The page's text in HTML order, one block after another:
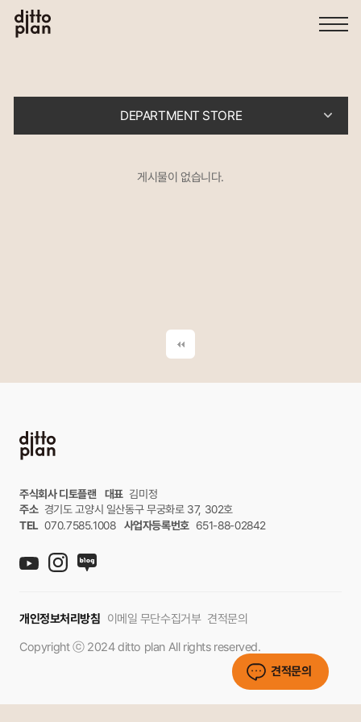
DEPARTMENT STORE
게시물이 없습니다.
견적문의
주식회사 디토플랜 대표 김미정
주소 경기도 고양시 일산동구 무궁화로 37, 302호
TEL 070.7585.1008 사업자등록번호 651-88-02842
개인정보처리방침 이메일 무단수집거부 견적문의
Copyright ⓒ 2024 ditto plan All rights reserved.